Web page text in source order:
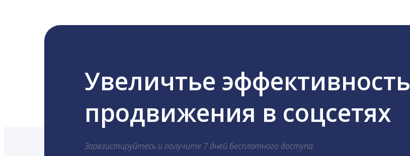
Увеличтье эффективность
продвижения в соцсетях
Зарегистируйтесь и получите 7 дней бесплатного доступа.